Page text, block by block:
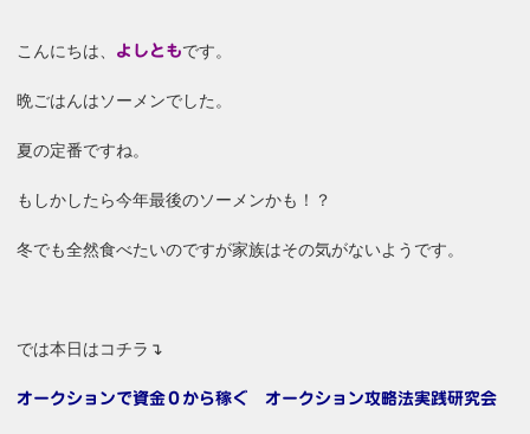
こんにちは、 よしともです。
晩ごはんはソーメンでした。
夏の定番ですね。
もしかしたら今年最後のソーメンかも！？
冬でも全然食べたいのですが家族はその気がないようです。
では本日はコチラ↴
オークションで資金０から稼ぐ オークション攻略法実践研究会